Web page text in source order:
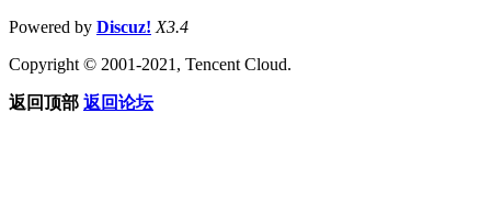
Powered by Discuz! X3.4
Copyright © 2001-2021, Tencent Cloud.
返回顶部 返回论坛